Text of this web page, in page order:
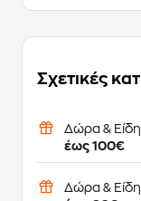
Σχετικές
Δώρα &
έως 100€
Δώρα &